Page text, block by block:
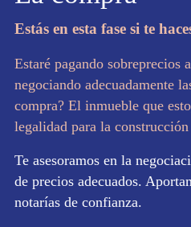
Estás en esta fase si te
Estaré pagando sobreprecios
negociando adecuadamente
compra? El inmueble que
legalidad para la
Te asesoramos en la
de precios adecuados.
notarías de confianza.